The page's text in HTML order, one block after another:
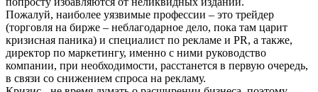
Пожалуй, наиболее уязвимые профессии – это трейдер
(торговля на бирже – неблагодарное дело, пока там царит
кризисная паника) и специалист по рекламе и PR, а также,
директор по маркетингу, именно с ними руководство
компании, при необходимости, расстанется в первую очередь,
в связи со снижением спроса на рекламу.